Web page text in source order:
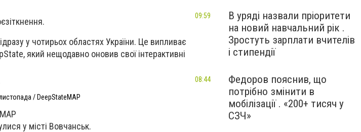
у чотирьох областях України. Це випливає
який нещодавно оновив свої інтерактивні
/ DeepStateMAP
у місті Вовчанськ.
В уряді назвали пріоритети
на новий навчальний рік .
Зростуть зарплати вчителів
і стипендії
09:59
Федоров пояснив, що
потрібно змінити в
мобілізації . «200+ тисяч у
СЗЧ»
08:44